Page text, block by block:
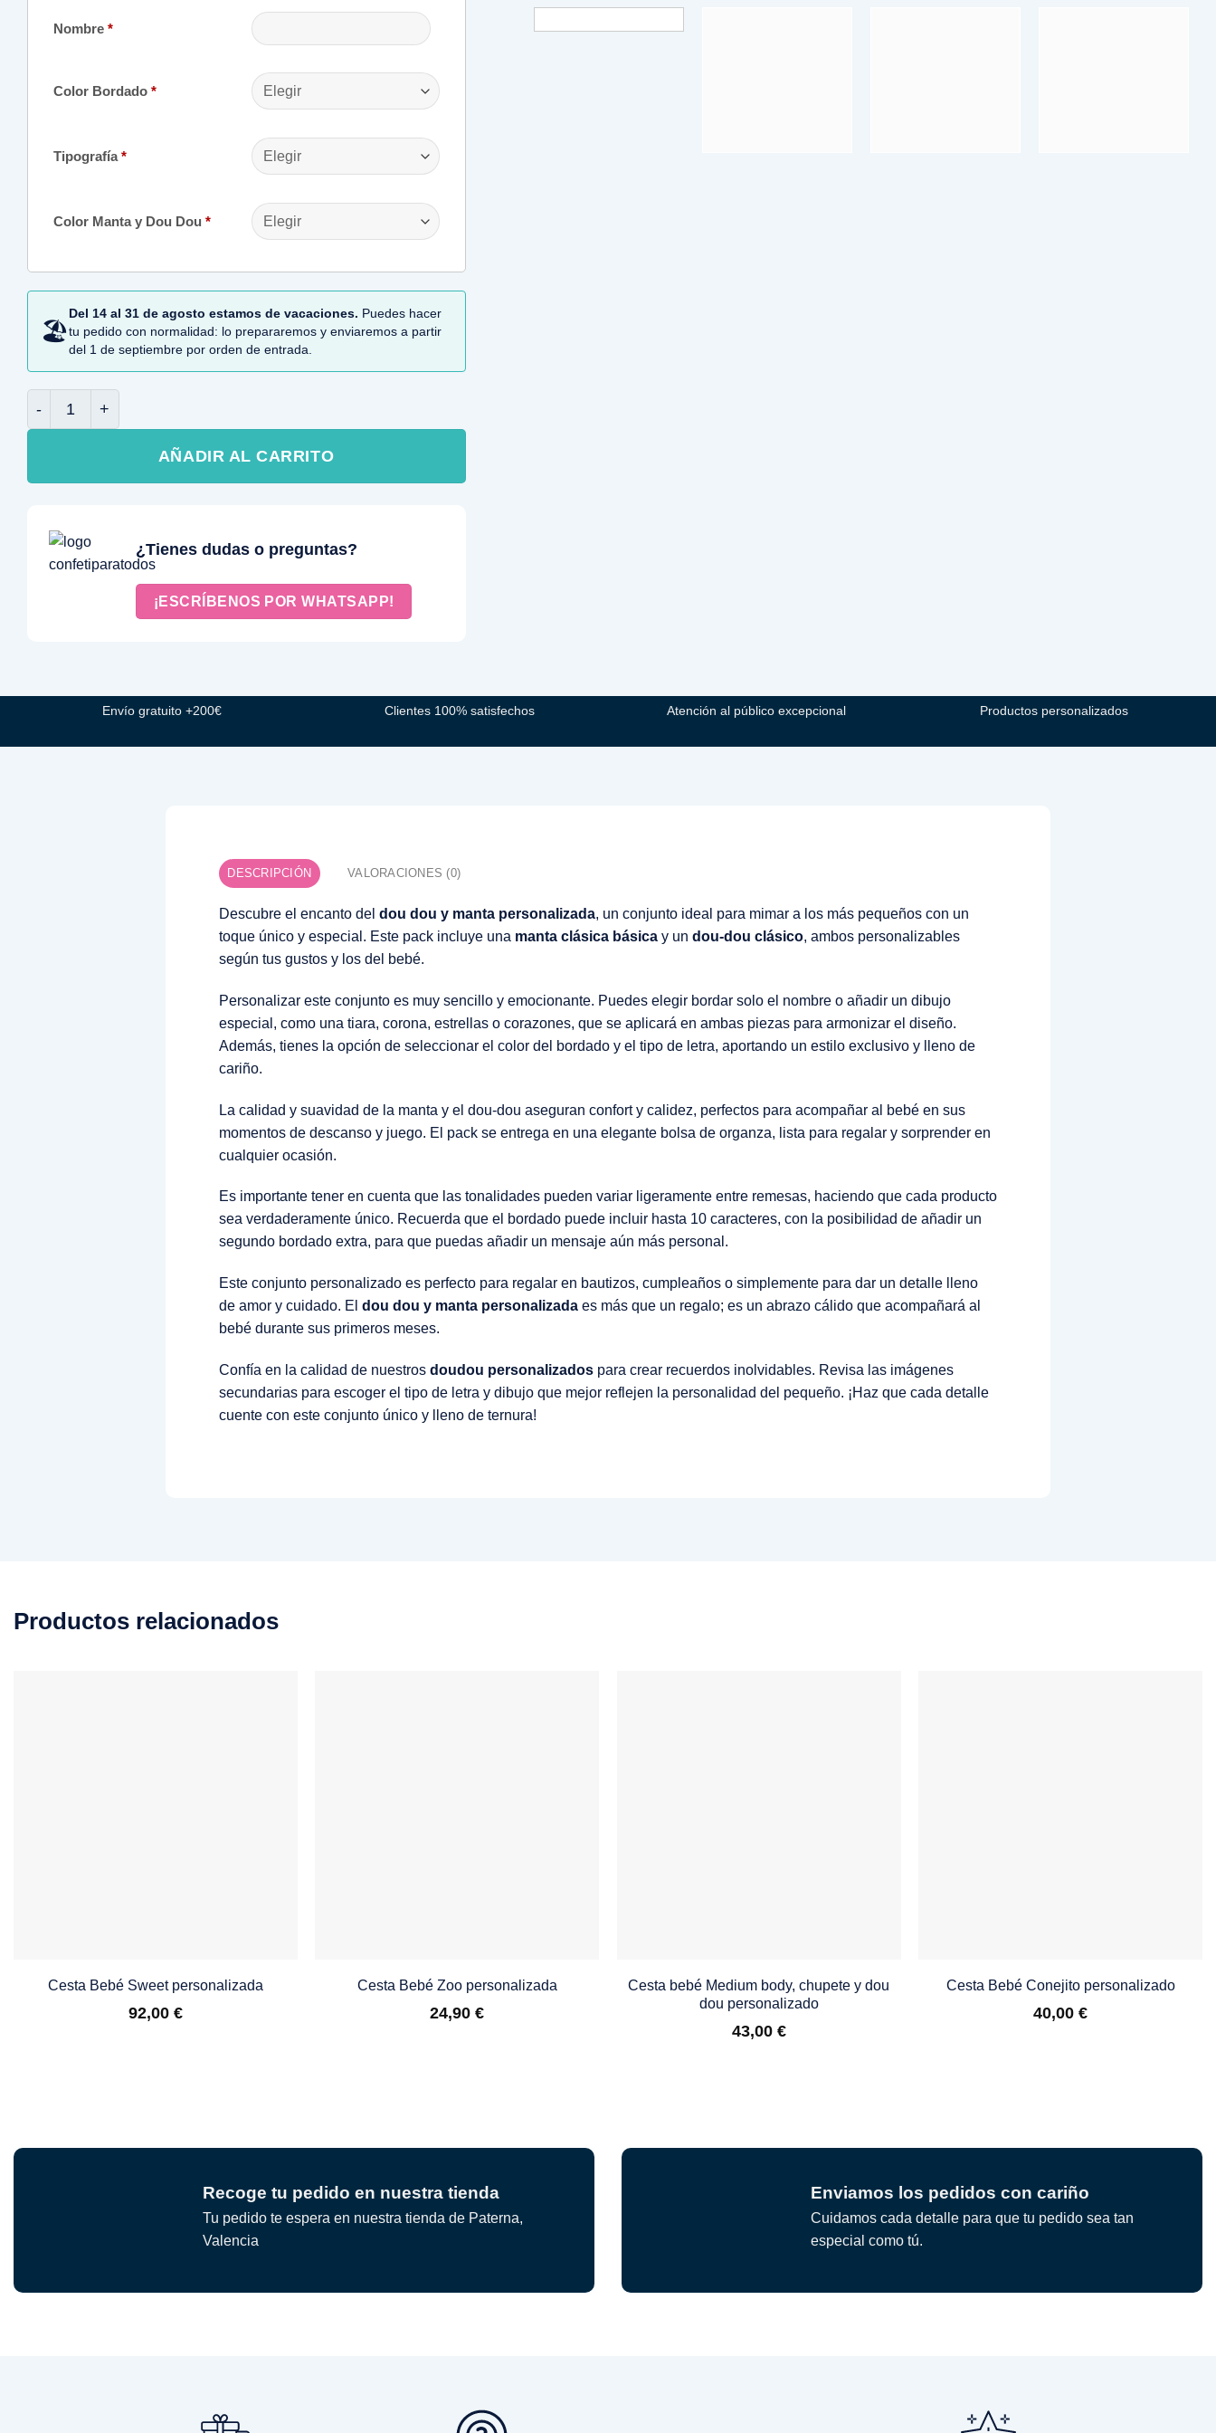
Nombre *
Color Bordado *
Tipografía*
Color Manta y Dou Dou *
🏖
Del 14 al 31 de agosto estamos de vacaciones. Puedes hacer
tu pedido con normalidad: lo prepararemos y enviaremos a partir
del 1 de septiembre por orden de entrada.
AÑADIR AL CARRITO
¿Tienes dudas o preguntas?
¡ESCRÍBENOS POR WHATSAPP!
Envío gratuito +200€ Clientes 100% satisfechos Atención al público excepcional Productos personalizados
DESCRIPCIÓN VALORACIONES (0)
Descubre el encanto del dou dou y manta personalizada, un conjunto ideal para mimar a los más pequeños con un
toque único y especial. Este pack incluye una manta clásica básicay un dou-dou clásico, ambos personalizables
según tus gustos y los del bebé.
Personalizar este conjunto es muy sencillo y emocionante. Puedes elegir bordar solo el nombre o añadir un dibujo
especial, como una tiara, corona, estrellas o corazones, que se aplicará en ambas piezas para armonizar el diseño.
Además, tienes la opción de seleccionar el color del bordado y el tipo de letra, aportando un estilo exclusivo y lleno de
cariño.
La calidad y suavidad de la manta y el dou-dou aseguran confort y calidez, perfectos para acompañar al bebé en sus
momentos de descanso y juego. El pack se entrega en una elegante bolsa de organza, lista para regalar y sorprender en
cualquier ocasión.
Es importante tener en cuenta que las tonalidades pueden variar ligeramente entre remesas, haciendo que cada producto
sea verdaderamente único. Recuerda que el bordado puede incluir hasta 10 caracteres, con la posibilidad de añadir un
segundo bordado extra, para que puedas añadir un mensaje aún más personal.
Este conjunto personalizado es perfecto para regalar en bautizos, cumpleaños o simplemente para dar un detalle lleno
de amor y cuidado. El dou dou y manta personalizadaes más que un regalo; es un abrazo cálido que acompañará al
bebé durante sus primeros meses.
Confía en la calidad de nuestros doudou personalizadospara crear recuerdos inolvidables. Revisa las imágenes
secundarias para escoger el tipo de letra y dibujo que mejor reflejen la personalidad del pequeño. ¡Haz que cada detalle
cuente con este conjunto único y lleno de ternura!
Productos relacionados
Cesta Bebé Sweet personalizada
92,00 €
Cesta Bebé Zoo personalizada
24,90€
Cesta bebé Medium body, chupete y dou
dou personalizado
43,00 €
Cesta Bebé Conejito personalizado
40,00€
Recoge tu pedido en nuestra tienda
Tu pedido te espera en nuestra tienda de Paterna,
Valencia
Enviamos los pedidos con cariño
Cuidamos cada detalle para que tu pedido sea tan
especial como tú.